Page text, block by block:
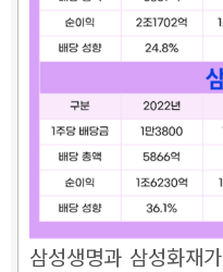
삼성생명과 삼성화재